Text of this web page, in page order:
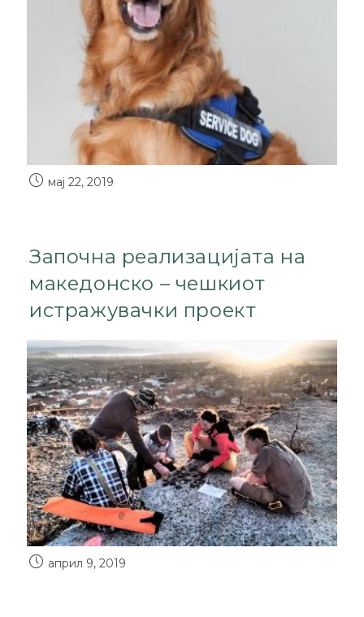
мај 22, 2019
Започна реализацијата на
македонско – чешкиот
истражувачки проект
април 9, 2019